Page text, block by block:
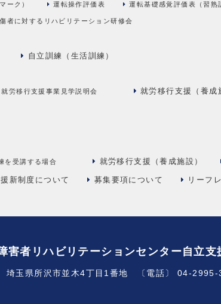
ーク） 運転操作評価表 運転基礎感覚評価表（習熟
者に対するリハビリテーション研修会
自立訓練（生活訓練）
就労移行支援事業見学説明会 就労移行支援（養成
を受講する場合 就労移行支援（養成施設）
新制度について 募集要項について リーフ
害者リハビリテーションセンター自立支
玉県所沢市並木4丁目1番地 〔電話〕 04-2995-